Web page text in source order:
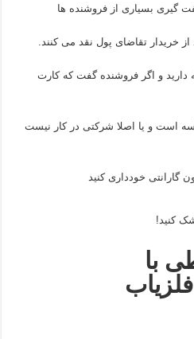
گیری بسیاری از فروشنده ها
خریدار تقاضای پول نقد می کنند.
دارید و اگر فروشنده گفت که کارت
است و یا اصلا شرکتی در کار نیست
گارانتی خودداری کنید
کنید!
با